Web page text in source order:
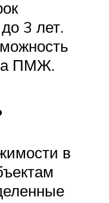
3 лет.
ПМЖ.
в